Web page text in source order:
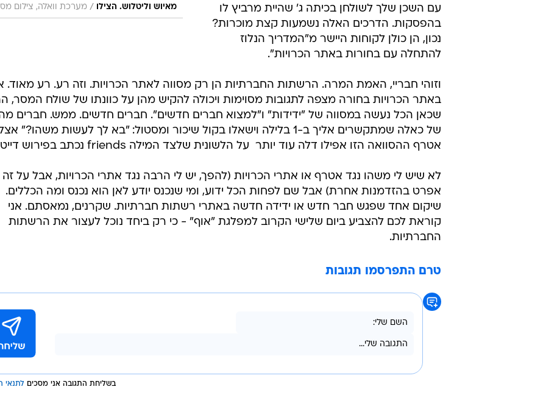
מאיוש וליטלוש. הצילו / מערכת וואלה, צילום
עם השכן שלך לשולחן בכיתה ג' שהיית מרביץ לו
בהפסקות. הדרכים האלה נשמעות קצת מוכרות?
נכון, הן כולן לקוחות היישר מ"המדריך הנלוז
להתחלה עם בחורות באתר הכרויות".
וזוהי חבריי, האמת המרה. הרשתות החברתיות הן רק מסווה לאתר הכרויות. וזה רע. רע מאוד.
באתר הכרויות בחורה מצפה לתגובות מסוימות ויכולה להקיש מהן על כוונתו של שולח המסר,
שכאן הכל נעשה במסווה של "ידידות" ו"למצוא חברים חדשים". חברים חדשים. ממש. חברים
של כאלה שמתקשרים אליך ב-1 בלילה וישאלו בקול שיכור ומסטול: "בא לך לעשות משהו?"
אטרף ההסוואה הזו אפילו דלה עוד יותר  על הלשונית שלצד המילה friends נכתב בפירוש דייטינג.
לא שיש לי משהו נגד אטרף או אתרי הכרויות (להפך, יש לי הרבה נגד אתרי הכרויות, אבל על זה
אפרט בהזדמנות אחרת) אבל שם לפחות הכל ידוע, ומי שנכנס יודע לאן הוא נכנס ומה הכללים.
שיקום אחד שפגש חבר חדש או ידידה חדשה באתרי רשתות חברתיות. שקרנים, נמאסתם. אני
קוראת לכם להצביע ביום שלישי הקרוב למפלגת "אוף" - כי רק ביחד נוכל לעצור את הרשתות
החברתיות.
טרם התפרסמו תגובות
בשליחת התגובה אני מסכים לתנאי